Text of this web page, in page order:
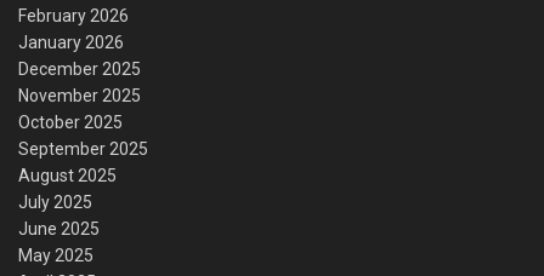
February 2026
January 2026
December 2025
November 2025
October 2025
September 2025
August 2025
July 2025
June 2025
May 2025